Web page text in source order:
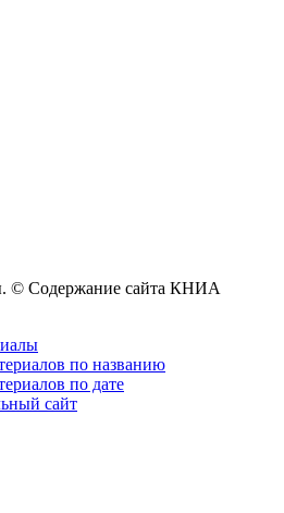
© Содержание сайта КНИА
по названию
по дате
сайт